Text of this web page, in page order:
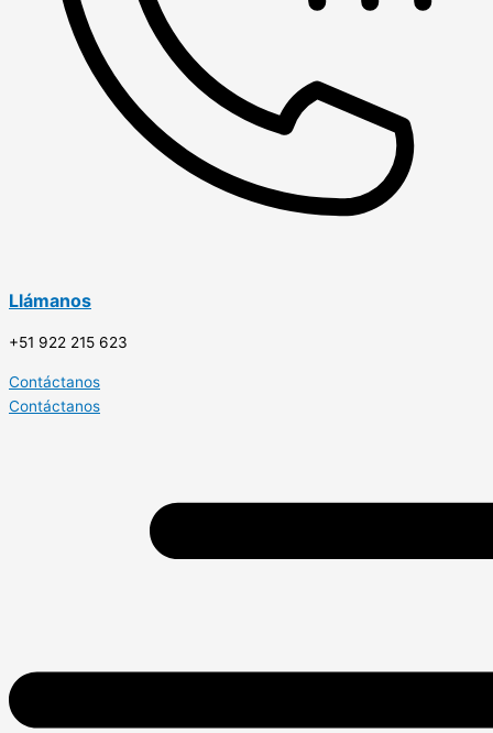
Llámanos
+51 922 215 623
Contáctanos
Contáctanos